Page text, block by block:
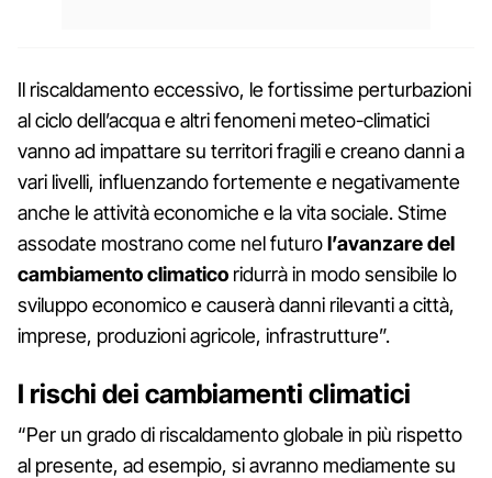
Il riscaldamento eccessivo, le fortissime perturbazioni
al ciclo dell’acqua e altri fenomeni meteo-climatici
vanno ad impattare su territori fragili e creano danni a
vari livelli, influenzando fortemente e negativamente
anche le attività economiche e la vita sociale. Stime
assodate mostrano come nel futurol’avanzare del
cambiamento climatico ridurrà in modo sensibile lo
sviluppo economico e causerà danni rilevanti a città,
imprese, produzioni agricole, infrastrutture”.
I rischi dei cambiamenti climatici
“Per un grado di riscaldamento globale in più rispetto
al presente, ad esempio, si avranno mediamente su